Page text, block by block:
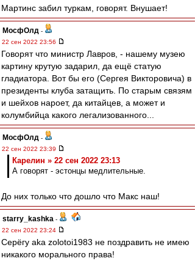
Мартинс забил туркам, говорят. Внушает!
МосфОлд -
22 сен 2022 23:56
Говорят что министр Лавров, - нашему музею
картину крутую задарил, да ещё статую
гладиатора. Вот бы его (Сергея Викторовича) в
президенты клуба затащить. По старым связям
и шейхов нароет, да китайцев, а может и
колумбийца какого легализованного...
МосфОлд -
22 сен 2022 23:39
Карелин » 22 сен 2022 23:13
А говорят - эстонцы медлительные.
До них только что дошло что Макс наш!
starry_kashka -
22 сен 2022 23:24
Серёгу aka zolotoi1983 не поздравить не имею
никакого морального права!